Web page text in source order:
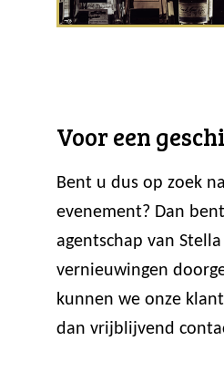
Voor een
Bent u dus op zoek
evenement? Dan
agentschap van
vernieuwingen
kunnen we onze
dan vrijblijvend